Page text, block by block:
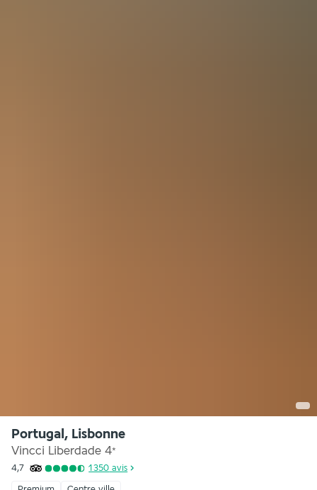
Portugal, Lisbonne
Vincci Liberdade 4*
4,7 1 350 avis